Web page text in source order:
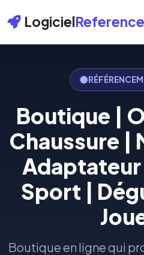
Logiciel
Boutique |
Chaussure |
Adaptateur
Sport |
Boutique en ligne qui